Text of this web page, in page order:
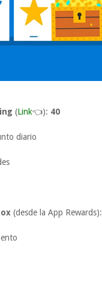
(Link👈): 40
diario
(desde la App Rewards):